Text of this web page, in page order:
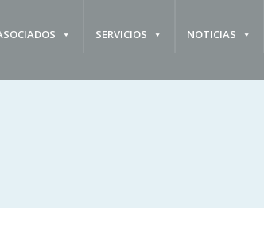
SERVICIOS NOTICIAS